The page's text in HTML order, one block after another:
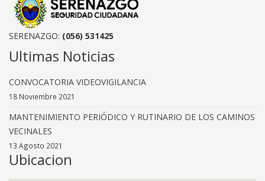
SERENAZGO: (056) 531425
Ultimas Noticias
CONVOCATORIA VIDEOVIGILANCIA
18 Noviembre 2021
MANTENIMIENTO PERIÓDICO Y RUTINARIO DE LOS CAMINOS
VECINALES
13 Agosto 2021
Ubicacion